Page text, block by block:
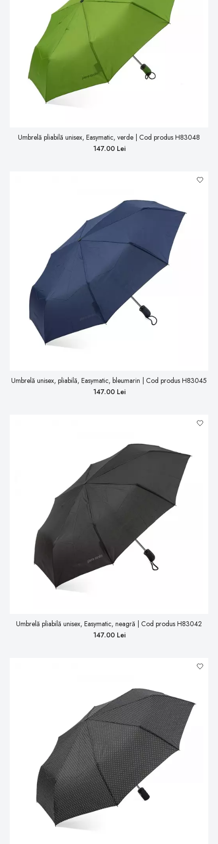
Umbrelă pliabilă unisex, Easymatic, verde | Cod produs H83048
147.00 Lei
Umbrelă unisex, pliabilă, Easymatic, bleumarin | Cod produs H83045
147.00 Lei
Umbrelă pliabilă unisex, Easymatic, neagră | Cod produs H83042
147.00 Lei